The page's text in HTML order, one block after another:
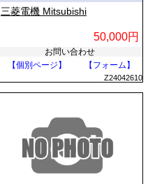
三菱電機 Mitsubishi
50,000円
お問い合わせ
【個別ページ】
【フォーム】
Z24042610